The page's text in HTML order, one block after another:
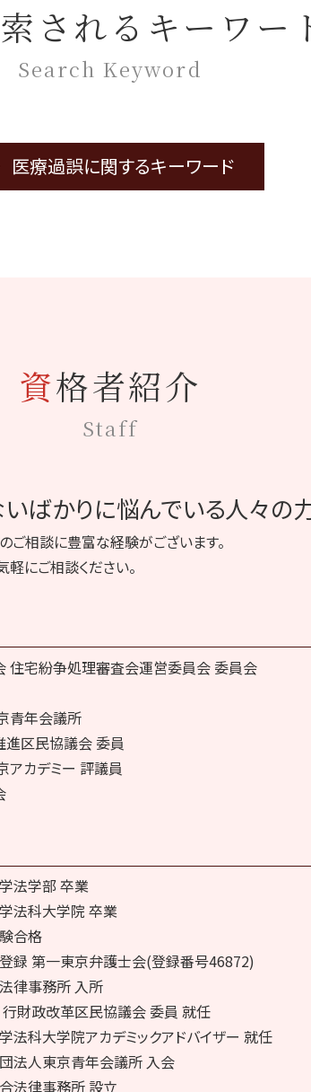
索されるキーワー
Search Keyword
医療過誤に関するキーワード
院内感染
型肝炎 給付金
術 ガーゼ 置き忘れ 症状
神経損傷
医 嘱託医
誤診
過誤 相談
療過誤 訴訟
らず抜歯 後遺症
資格者紹介
Staff
ばかりに悩んでいる人々の
相談に豊富な経験がございます。
軽にご相談ください。
住宅紛争処理審査会運営委員会 委員会
青年会議所
区民協議会 委員
アカデミー 評議員
法学部 卒業
法科大学院 卒業
合格
録 第一東京弁護士会(登録番号46872)
律事務所 入所
財政改革区民協議会 委員 就任
法科大学院アカデミックアドバイザー 就任
法人東京青年会議所 入会
法律事務所 設立